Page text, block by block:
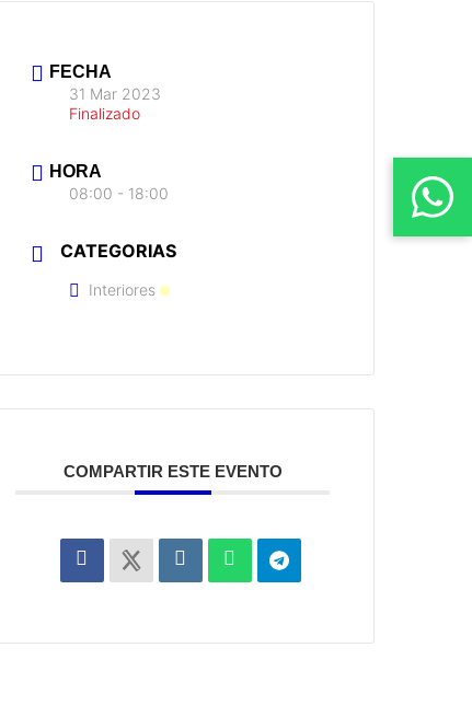
FECHA
31 Mar 2023
Finalizado
HORA
08:00 - 18:00
CATEGORIAS
Interiores
COMPARTIR ESTE EVENTO